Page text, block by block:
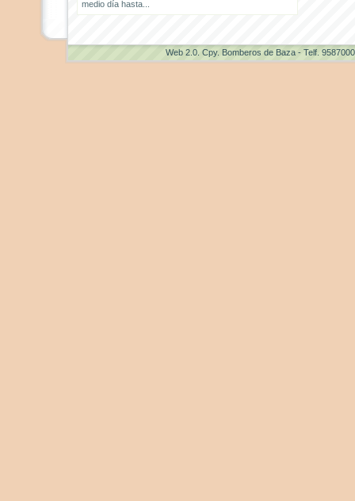
medio día hasta...
Web 2.0 . Cpy. Bomberos de Baza - Telf.